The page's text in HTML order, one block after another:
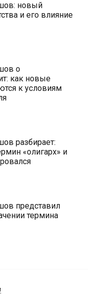
новый
и его влияние
о
как новые
к условиям
разбирает:
«олигарх» и
представил
термина